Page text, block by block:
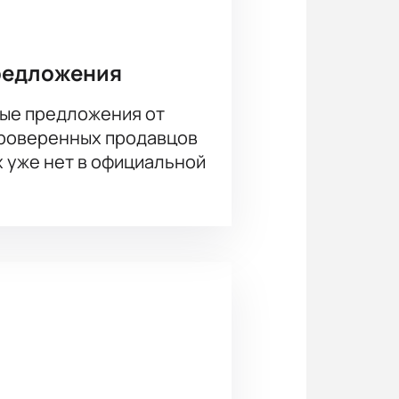
консультация или
предложения от
продавцов
нет в официальной